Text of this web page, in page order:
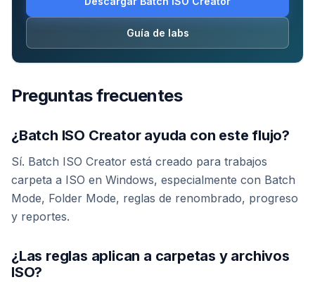
Guía de labs
Preguntas frecuentes
¿Batch ISO Creator ayuda con este flujo?
Sí. Batch ISO Creator está creado para trabajos
carpeta a ISO en Windows, especialmente con Batch
Mode, Folder Mode, reglas de renombrado, progreso
y reportes.
¿Las reglas aplican a carpetas y archivos
ISO?